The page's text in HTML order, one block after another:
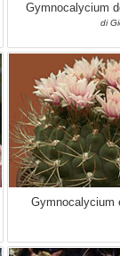
Gymnocalycium
di
Gymnocalycium